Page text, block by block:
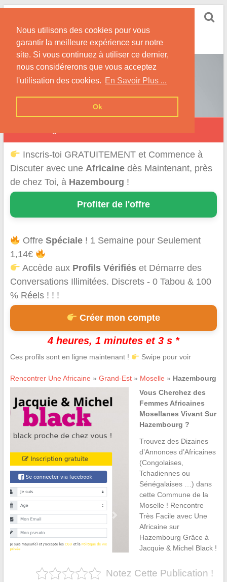
Nous utilisons des cookies pour vous
garantir la meilleure expérience sur notre
site. Si vous continuez à utiliser ce dernier,
nous considérerons que vous acceptez
l'utilisation des cookies. En Savoir Plus ...
Ok
Skip
content
Conseils et Infos pour la Rencontre d'une Belle
Africaine !
Inscris-toi GRATUITEMENT et Commence à
Discuter avec une Africainedès Maintenant, près
de chez Toi, à Hazembourg !
Profiter de l'offre
OffreSpéciale ! 1 Semaine pour Seulement
1,14€
Accède aux Profils Vérifiés et Démarre des
Conversations Illimitées. Discrets - 0 Tabou & 100
% Réels ! ! !
Créer mon compte
4 heures, 1 minutes et 3 s *
Ces profils sont en ligne maintenant ! Swipe pour voir
Rencontrer Une Africaine » Grand-Est» Moselle » Hazembourg
Vous Cherchez des
Femmes Africaines
Mosellanes Vivant Sur
Hazembourg ?
Trouvez des Dizaines
d’Annonces d’Africaines
(Congolaises,
Tchadiennes ou
Sénégalaises …) dans
cette Commune de la
Moselle ! Rencontre
Très Facile avec Une
Africaine sur
Hazembourg Grâce à
Jacquie & Michel Black !
Notez Cette Publication !